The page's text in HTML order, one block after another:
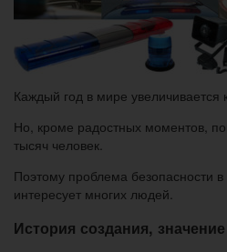
Каждый год в мире
Но, кроме радостных моментов,
тысяч человек.
Поэтому проблема безопасности
интересует многих людей.
История создания,